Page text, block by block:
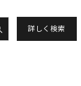
詳しく検索